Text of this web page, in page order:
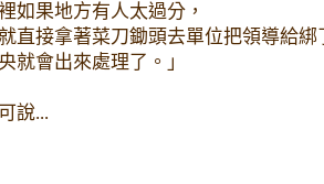
如果地方有人太過分，
直接拿著菜刀鋤頭去單位把領導給綁
就會出來處理了。」
說...